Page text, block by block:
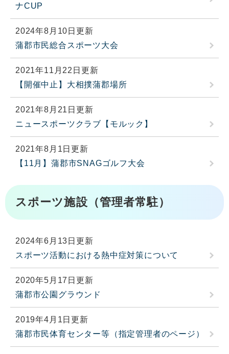
ナCUP
2024年8月10日更新
蒲郡市民総合スポーツ大会
2021年11月22日更新
【開催中止】大相撲蒲郡場所
2021年8月21日更新
ニュースポーツクラブ【モルック】
2021年8月1日更新
【11月】蒲郡市SNAGゴルフ大会
スポーツ施設（管理者常駐）
2024年6月13日更新
スポーツ活動における熱中症対策について
2020年5月17日更新
蒲郡市公園グラウンド
2019年4月1日更新
蒲郡市民体育センター等（指定管理者のページ）